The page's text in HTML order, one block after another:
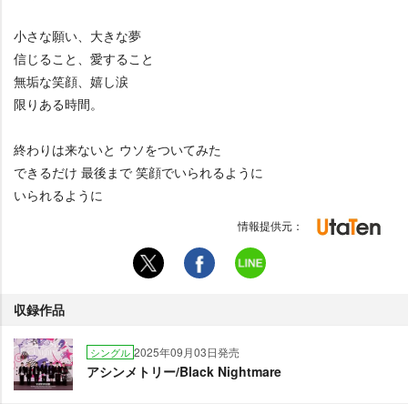
小さな願い、大きな夢
信じること、愛すること
無垢な笑顔、嬉し涙
限りある時間。
終わりは来ないと ウソをついてみた
できるだけ 最後まで 笑顔でいられるように
いられるように
情報提供元：
収録作品
シングル 2025年09月03日発売
アシンメトリー/Black Nightmare